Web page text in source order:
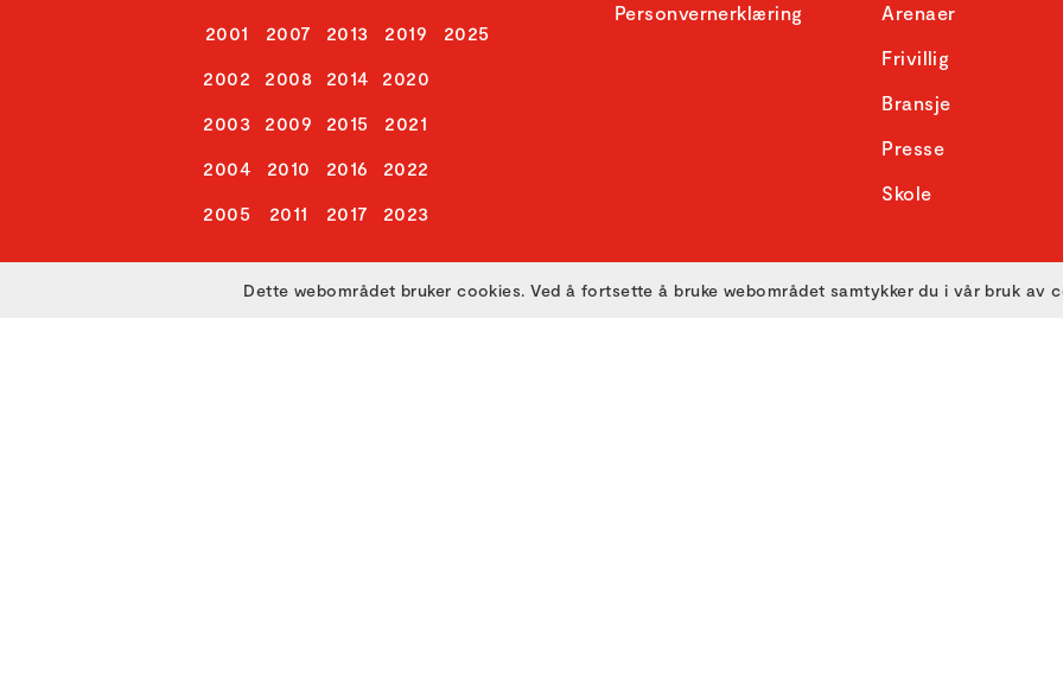
2001
2002
2003
2004
2005
2007
2008
2009
2010
2011
2013
2014
2015
2016
2017
2019
2020
2021
2022
2023
2025
Personvernerklæring
Arenaer
Frivillig
Bransje
Presse
Skole
Dette webområdet bruker cookies. Ved å fortsette å bruke webområdet samtykker du i vår bruk av